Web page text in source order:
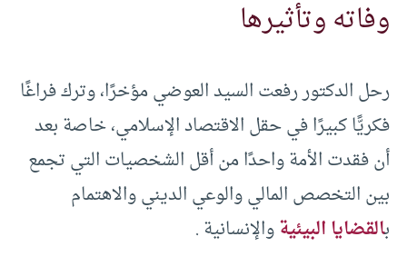
وفاته وتأثيرها
رحل الدكتور رفعت السيد العوضي مؤخرًا، وترك فراغًا
فكريًّا كبيرًا في حقل الاقتصاد الإسلامي، خاصة بعد
أن فقدت الأمة واحدًا من أقل الشخصيات التي تجمع
بين التخصص المالي والوعي الديني والاهتمام
بالقضايا البيئيةوالإنسانية .